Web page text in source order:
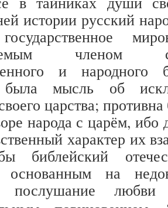
истории русский
членом
и
была мысль об
царства;
народа с царём, ибо
характер их
библейский
основанным на
послушание любви